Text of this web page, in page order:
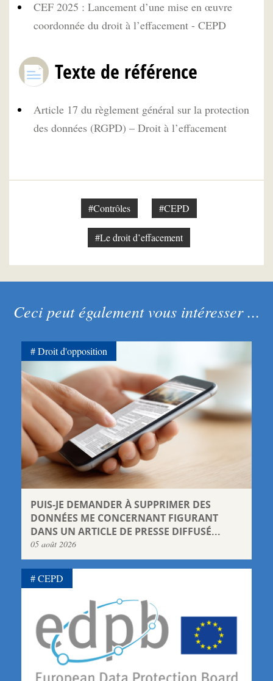
CEF 2025 : Lancement d’une mise en œuvre
coordonnée du droit à l’effacement - CEPD
Texte de référence
Article 17 du règlement général sur la protection
des données (RGPD) – Droit à l’effacement
#Contrôles #CEPD
#Le droit d’effacement
Ceci peut également vous intéresser ...
PUIS-JE DEMANDER À SUPPRIMER DES
DONNÉES ME CONCERNANT FIGURANT
DANS UN ARTICLE DE PRESSE DIFFUSÉ...
05 août 2026
Droit d'opposition
CEPD